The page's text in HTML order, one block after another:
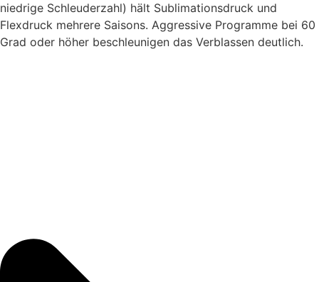
niedrige Schleuderzahl) hält Sublimationsdruck und
Flexdruck mehrere Saisons. Aggressive Programme bei 60
Grad oder höher beschleunigen das Verblassen deutlich.